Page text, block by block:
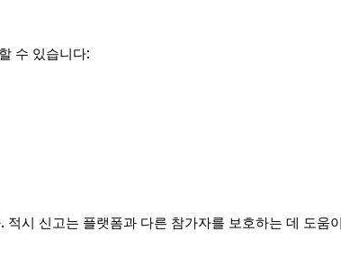
수 있습니다:
시 신고는 플랫폼과 다른 참가자를 보호하는 데 도움